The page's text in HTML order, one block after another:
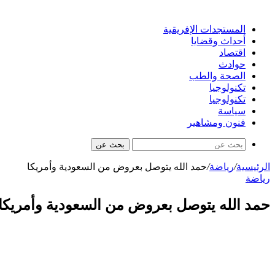
المستجدات الإفريقية
أحداث وقضايا
اقتصاد
حوادث
الصحة والطب
تكنولوجيا
تكنولوجيا
سياسة
فنون ومشاهير
بحث عن
الرئيسية/رياضة/حمد الله يتوصل بعروض من السعودية وأمريكا
رياضة
حمد الله يتوصل بعروض من السعودية وأمريكا